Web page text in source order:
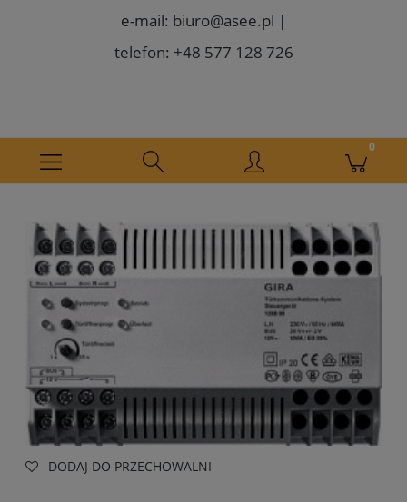
e-mail: biuro@asee.pl |
telefon: +48 577 128 726
DODAJ DO PRZECHOWALNI